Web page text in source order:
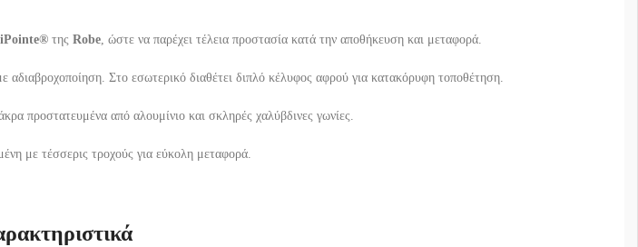
της Robe, ώστε να παρέχει τέλεια προστασία κατά την αποθήκευση και μεταφορά.
Στο εσωτερικό διαθέτει διπλό κέλυφος αφρού για κατακόρυφη τοποθέτηση.
προστατευμένα από αλουμίνιο και σκληρές χαλύβδινες γωνίες.
με τέσσερις τροχούς για εύκολη μεταφορά.